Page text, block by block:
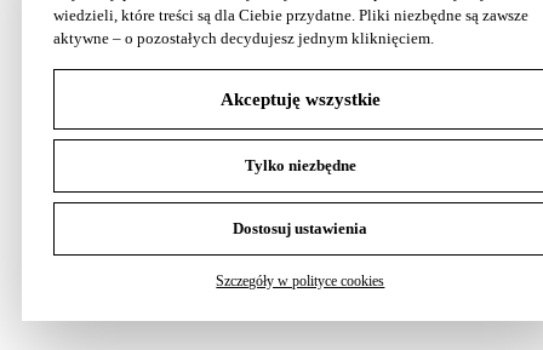
wiedzieli, które treści są dla Ciebie przydatne. Pliki niezbędne są zawsze
aktywne – o pozostałych decydujesz jednym kliknięciem.
Akceptuję wszystkie
Tylko niezbędne
Dostosuj ustawienia
Szczegóły w polityce cookies